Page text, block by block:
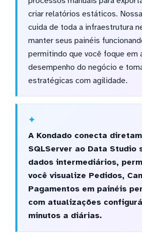
criar relatórios estáticos.
cuida de toda a infraestrutura
manter seus painéis
permitindo que você foque em
desempenho do negócio e
estratégicas com agilidade.
A Kondado conecta
SQLServer ao Data Studio
dados intermediários,
você visualize Pedidos,
Pagamentos em painéis
com atualizações
minutos a diárias.